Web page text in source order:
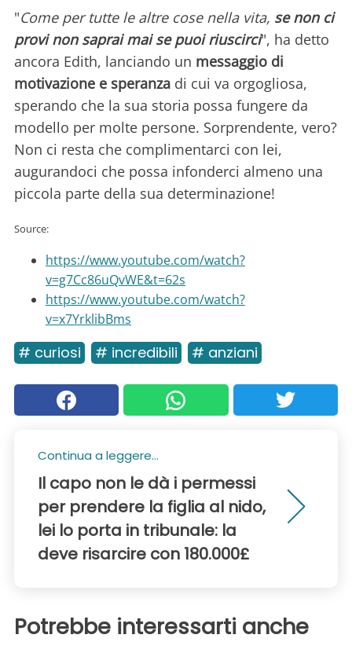
"Come per tutte le altre cose nella vita, se non ci
provi non saprai mai se puoi riuscirci", ha detto
ancora Edith, lanciando un messaggio di
motivazione e speranza di cui va orgogliosa,
sperando che la sua storia possa fungere da
modello per molte persone. Sorprendente, vero?
Non ci resta che complimentarci con lei,
augurandoci che possa infonderci almeno una
piccola parte della sua determinazione!
Source:
https://www.youtube.com/watch?
v=g7Cc86uQvWE&t=62s
https://www.youtube.com/watch?
v=x7YrklibBms
# curiosi # incredibili # anziani
Continua a leggere...
Il capo non le dà i permessi
per prendere la figlia al nido,
lei lo porta in tribunale: la
deve risarcire con 180.000£
Potrebbe interessarti anche